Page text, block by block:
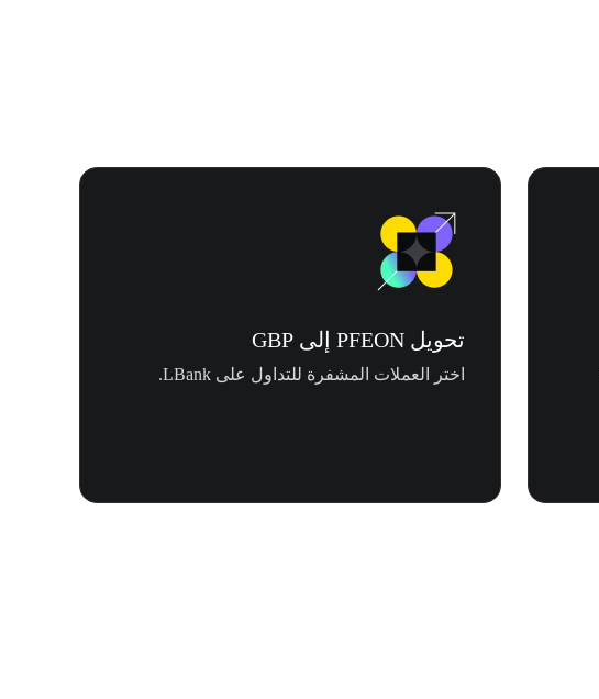
تحويل PFEON إلى GBP
اختر العملات المشفرة للتداول على LBank.